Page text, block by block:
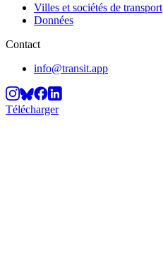
Villes et sociétés de transport
Données
Contact
info@transit.app
Télécharger